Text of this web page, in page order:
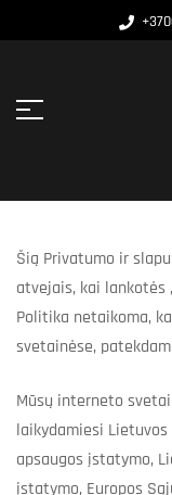
Šią Privatumo ir
atvejais, kai lankotės
Politika netaikoma,
svetainėse,
Mūsų interneto
laikydamiesi
apsaugos įstatymo,
įstatymo, Europos